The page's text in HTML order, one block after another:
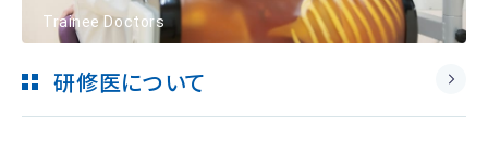
Trainee Doctors
研修医について